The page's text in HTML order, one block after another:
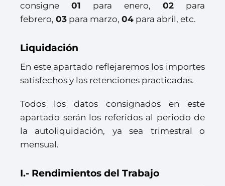
consigne 01 para enero, 02 para
febrero, 03 para marzo, 04 para abril, etc.
Liquidación
En este apartado reflejaremos los importes
satisfechos y las retenciones practicadas.
Todos los datos consignados en este
apartado serán los referidos al periodo de
la autoliquidación, ya sea trimestral o
mensual.
I.- Rendimientos del Trabajo